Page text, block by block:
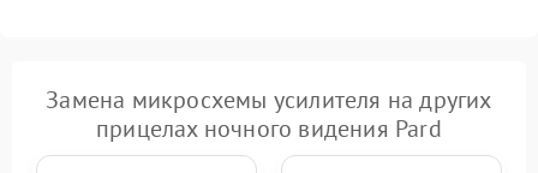
Замена микросхемы усилителя на других
прицелах ночного видения Pard